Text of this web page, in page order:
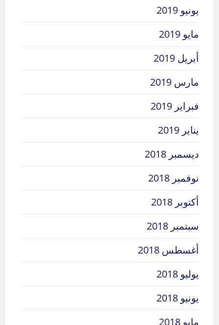
يونيو 2019
مايو 2019
أبريل 2019
مارس 2019
فبراير 2019
يناير 2019
ديسمبر 2018
نوفمبر 2018
أكتوبر 2018
سبتمبر 2018
أغسطس 2018
يوليو 2018
يونيو 2018
مايو 2018